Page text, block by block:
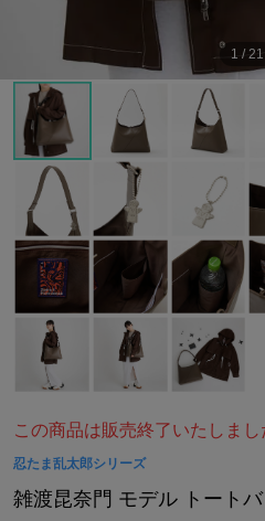
1 / 21
この商品は販売終了いたしまし
忍たま乱太郎シリーズ
雑渡昆奈門 モデル トート